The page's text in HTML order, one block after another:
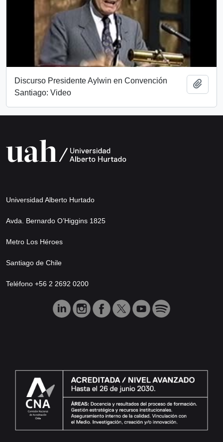
Discurso Presidente Aylwin en Convención
Santiago: Video
Universidad Alberto Hurtado
Avda. Bernardo O’Higgins 1825
Metro Los Héroes
Santiago de Chile
Teléfono +56 2 2692 0200